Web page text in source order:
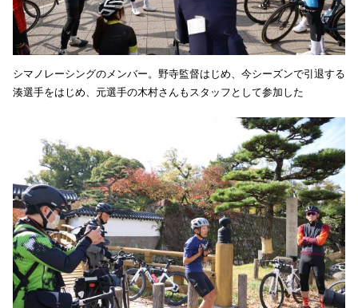
シマノレーシングのメンバー。野寺監督はじめ、今シーズンで引退する
湊選手をはじめ、元選手の木村さんもスタッフとして参加した